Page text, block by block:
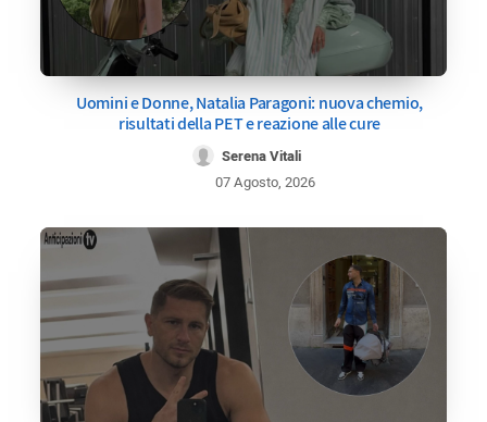
Uomini e Donne, Natalia Paragoni: nuova chemio,
risultati della PET e reazione alle cure
Serena Vitali
07 Agosto, 2026